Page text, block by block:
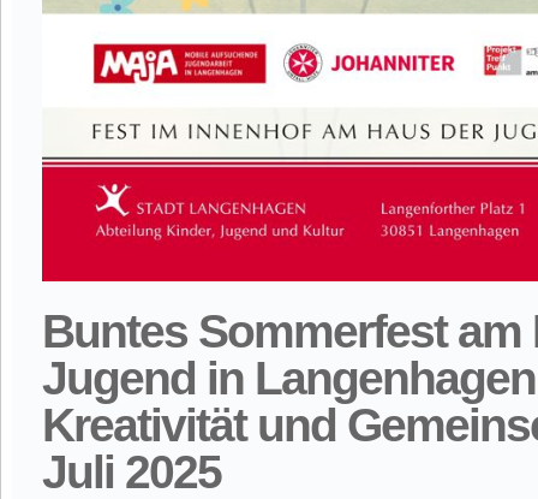
Buntes Sommerfest am
Jugend in
Kreativität und
Juli 2025